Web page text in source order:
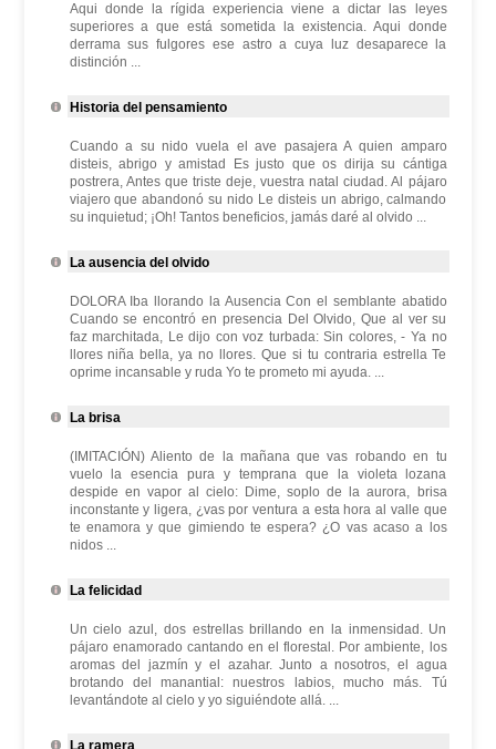
Aqui donde la rígida experiencia viene a dictar las leyes
superiores a que está sometida la existencia. Aqui donde
derrama sus fulgores ese astro a cuya luz desaparece la
distinción ...
Historia del pensamiento
Cuando a su nido vuela el ave pasajera A quien amparo
disteis, abrigo y amistad Es justo que os dirija su cántiga
postrera, Antes que triste deje, vuestra natal ciudad. Al pájaro
viajero que abandonó su nido Le disteis un abrigo, calmando
su inquietud; ¡Oh! Tantos beneficios, jamás daré al olvido ...
La ausencia del olvido
DOLORA Iba llorando la Ausencia Con el semblante abatido
Cuando se encontró en presencia Del Olvido, Que al ver su
faz marchitada, Le dijo con voz turbada: Sin colores, - Ya no
llores niña bella, ya no llores. Que si tu contraria estrella Te
oprime incansable y ruda Yo te prometo mi ayuda. ...
La brisa
(IMITACIÓN) Aliento de la mañana que vas robando en tu
vuelo la esencia pura y temprana que la violeta lozana
despide en vapor al cielo: Dime, soplo de la aurora, brisa
inconstante y ligera, ¿vas por ventura a esta hora al valle que
te enamora y que gimiendo te espera? ¿O vas acaso a los
nidos ...
La felicidad
Un cielo azul, dos estrellas brillando en la inmensidad. Un
pájaro enamorado cantando en el florestal. Por ambiente, los
aromas del jazmín y el azahar. Junto a nosotros, el agua
brotando del manantial: nuestros labios, mucho más. Tú
levantándote al cielo y yo siguiéndote allá. ...
La ramera